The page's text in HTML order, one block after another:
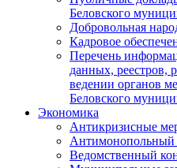
Беловского
Добровольная
Кадровое
Перечень
данных, реестров,
ведении органов
Беловского
Экономика
Антикризисные
Антимонопольный
Ведомственный